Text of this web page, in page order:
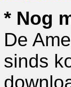
* Nog
De
sinds